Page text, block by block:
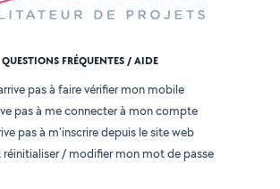
QUESTIONS FRÉQUENTES / AIDE
pas à faire vérifier mon mobile
pas à me connecter à mon compte
pas à m'inscrire depuis le site web
/ modifier mon mot de passe